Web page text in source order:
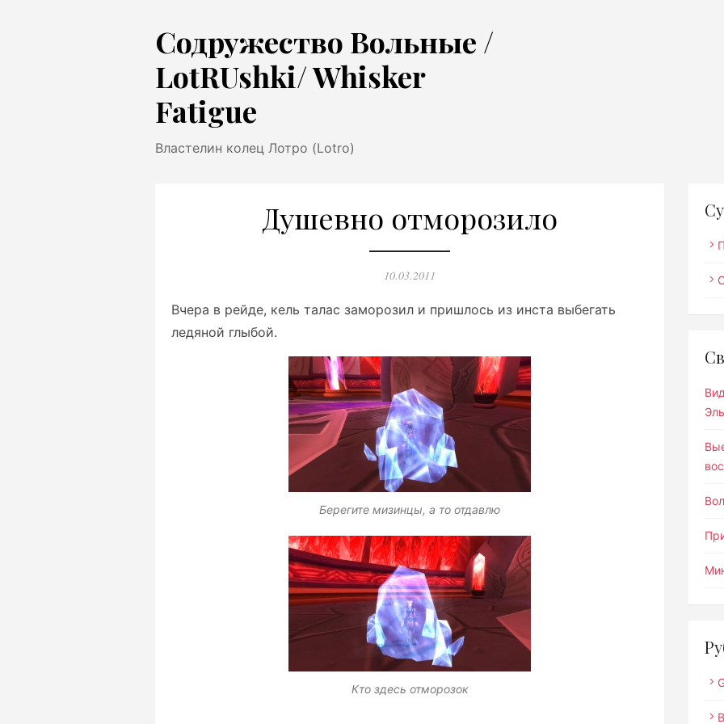
Содружество Вольные /
LotRUshki/ Whisker
Fatigue
Властелин колец Лотро (Lotro)
Душевно отморозило
Опубликовано
10.03.2011
Вчера в рейде, кель талас заморозил и пришлось из инста выбегать
ледяной глыбой.
Берегите мизинцы, а то отдавлю
Кто здесь отморозок